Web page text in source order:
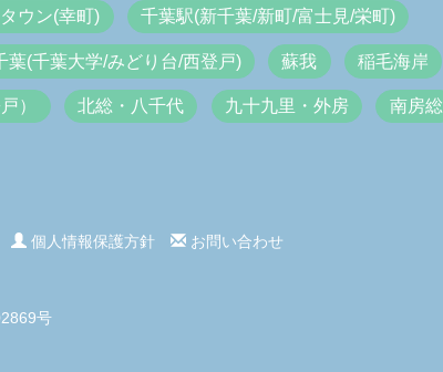
ウン(幸町) 千葉駅(新千葉/新町/富士見/栄町)
葉(千葉大学/みどり台/西登戸) 蘇我 稲毛海岸
） 北総・八千代 九十九里・外房 南房総
個人情報保護方針 お問い合わせ
号